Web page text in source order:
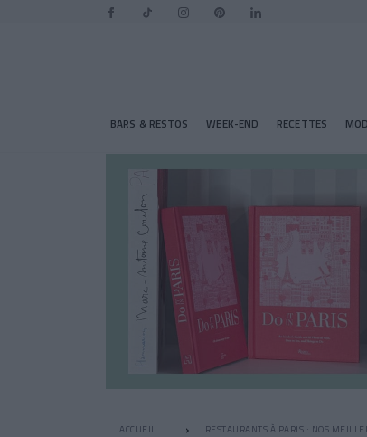
BARS & RESTOS WEEK-END RECETTES
ACCUEIL RESTAURANTS À PARIS : NOS